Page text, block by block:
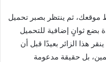
موقعك، ثم ينتظر بصبر تحميل
بضع ثوانٍ إضافية للتحميل
هذا الزائر بعيدًا قبل أن
بل حقيقة مدعومة